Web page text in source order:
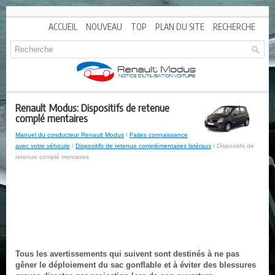
ACCUEIL NOUVEAU TOP PLAN DU SITE RECHERCHE
Renault Modus: Dispositifs de retenue
complé mentaires
Manuel du conducteur Renault Modus / Faites connaissance
avec votre véhicule / Dispositifs de retenue complémentaires latéraux / Dispositifs de
retenue complé mentaires
Tous les avertissements qui suivent sont destinés à ne pas
gêner le déploiement du sac gonflable et à éviter des blessures